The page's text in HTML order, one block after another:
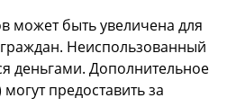
может быть увеличена для
Неиспользованный
деньгами. Дополнительное
предоставить за